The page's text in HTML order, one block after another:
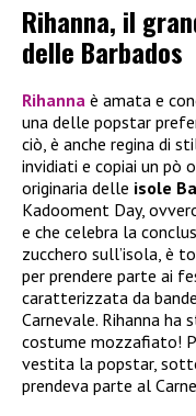
Rihanna, il
delle Barbados
Rihanna è amata e
una delle popstar
ciò, è anche regina di
invidiati e copiai un pò
originaria delle isole
Kadooment Day,
e che celebra la
zucchero sull’isola, è
per prendere parte ai
caratterizzata da
Carnevale. Rihanna
costume mozzafiato!
vestita la popstar,
prendeva parte al